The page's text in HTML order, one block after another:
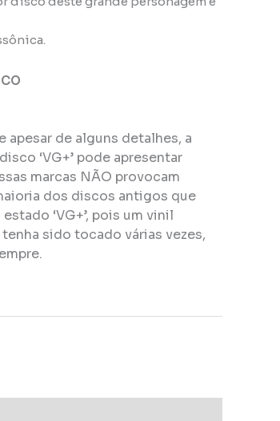
apesar de alguns detalhes, a
‘VG+’ pode apresentar
marcas NÃO provocam
dos discos antigos que
‘VG+’, pois um vinil
sido tocado várias vezes,